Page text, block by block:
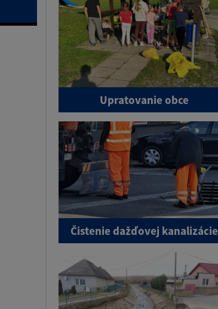
Upratovanie obce
Čistenie dažďovej kanalizácie